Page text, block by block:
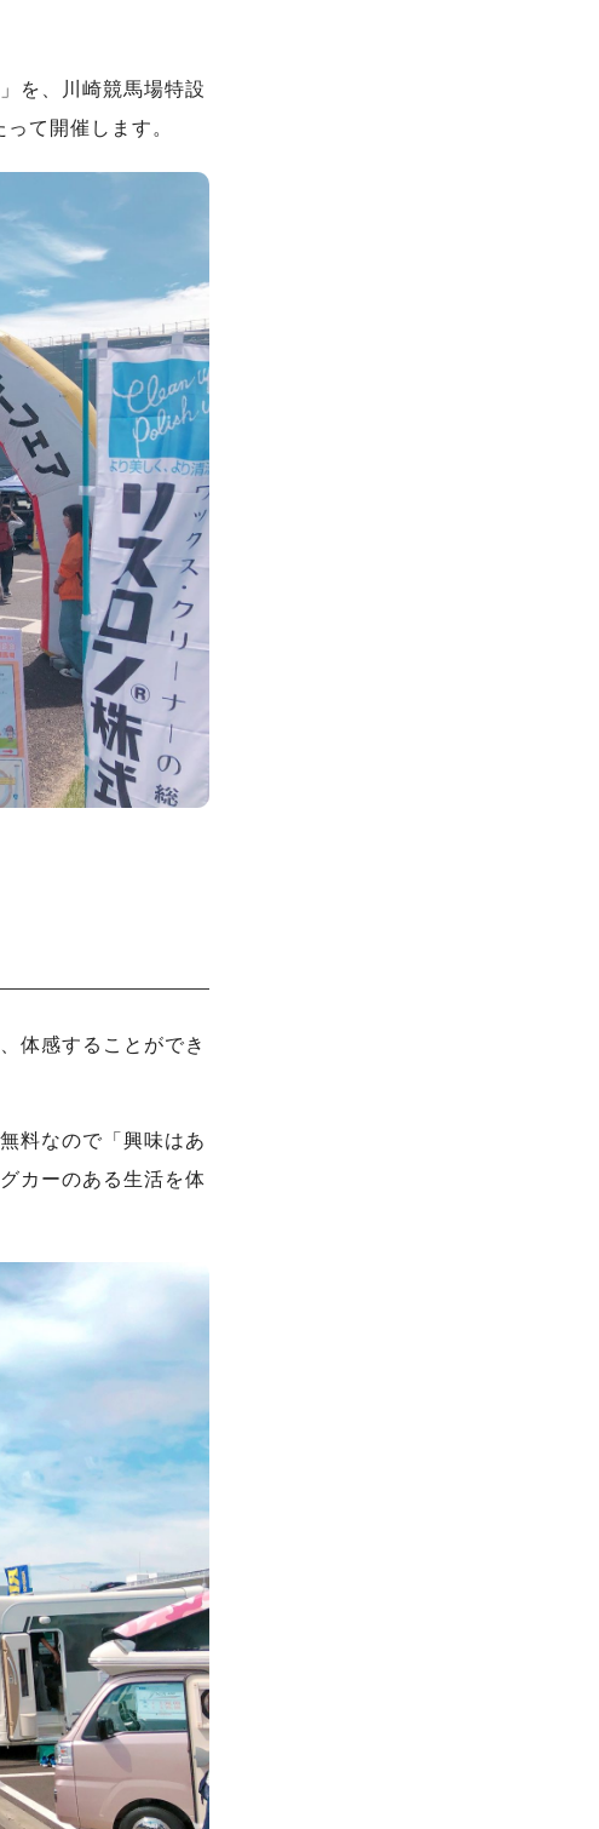
を、川崎競馬場特設
て開催します。
体感することができ
料なので「興味はあ
カーのある生活を体